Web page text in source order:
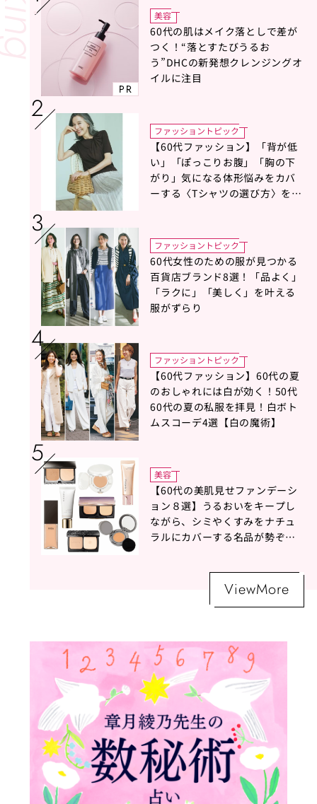
PR
美容
60代の肌はメイク落としで差が
つく！“落とすたびうるお
う”DHCの新発想クレンジングオ
イルに注目
ファッショントピック
【60代ファッション】「背が低
い」「ぽっこりお腹」「胸の下
がり」気になる体形悩みをカバ
ーする〈Tシャツの選び方〉をス
ファッショントピック
60代女性のための服が見つかる
百貨店ブランド8選！「品よく」
「ラクに」「美しく」を叶える
服がずらり
ファッショントピック
【60代ファッション】60代の夏
のおしゃれには白が効く！50代
60代の夏の私服を拝見！白ボト
ムスコーデ4選【白の魔術】
美容
【60代の美肌見せファンデーシ
ョン８選】うるおいをキープし
ながら、シミやくすみをナチュ
ラルにカバーする名品が勢ぞろ
ViewMore